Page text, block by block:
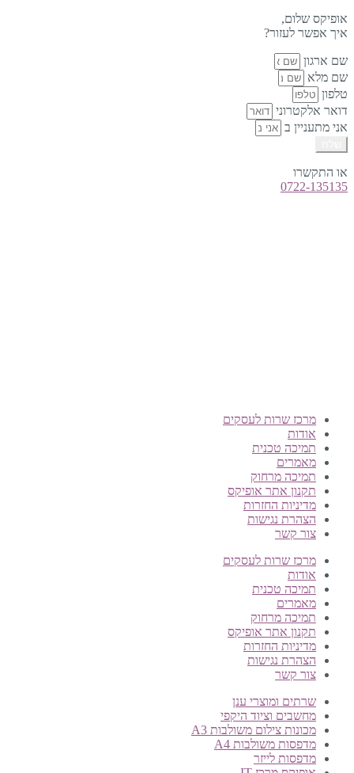
אופיקס שלום,
איך אפשר לעזור?
שם ארגון
שם מלא
טלפון
דואר אלקטרוני
אני מתעניין ב
או התקשרו
0722-135135
מרכז שרות לעסקים
אודות
תמיכה טכנית
מאמרים
תמיכה מרחוק
תקנון אתר אופיקס
מדיניות החזרות
הצהרת נגישות
צור קשר
מרכז שרות לעסקים
אודות
תמיכה טכנית
מאמרים
תמיכה מרחוק
תקנון אתר אופיקס
מדיניות החזרות
הצהרת נגישות
צור קשר
שרתים ומוצרי ענן
מחשבים וציוד היקפי
מכונות צילום משולבות A3
מדפסות משולבות A4
מדפסות לייזר